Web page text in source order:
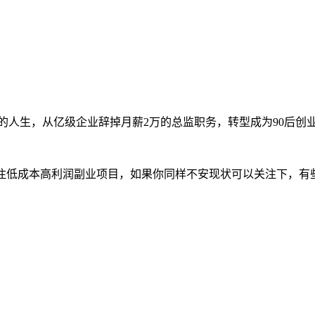
生，从亿级企业辞掉月薪2万的总监职务，转型成为90后创
成本高利润副业项目，如果你同样不安现状可以关注下，